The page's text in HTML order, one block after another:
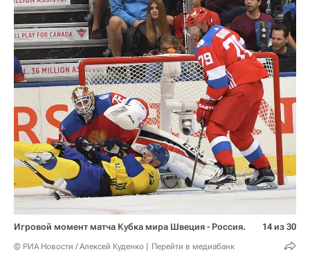
Игровой момент матча Кубка мира Швеция - Россия.
© РИА Новости / Алексей Куденко Перейти в медиабанк
14 из 30